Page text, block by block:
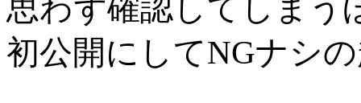
思わず確認してしまう
初公開にしてNGナシ